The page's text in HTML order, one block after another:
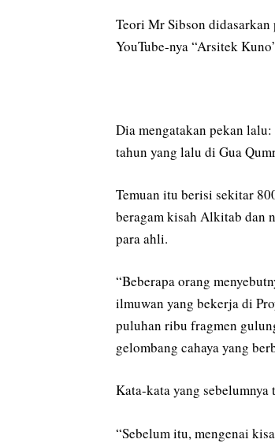
Teori Mr Sibson didasarkan
YouTube-nya “Arsitek
Dia mengatakan pekan
tahun yang lalu di Gua
Temuan itu berisi sekitar
beragam kisah Alkitab dan
para ahli.
“Beberapa orang
ilmuwan yang bekerja di
puluhan ribu fragmen
gelombang cahaya yang
Kata-kata yang
“Sebelum itu, mengenai